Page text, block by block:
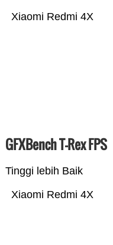
Xiaomi Redmi 4X
GFXBench T-Rex FPS
Tinggi lebih Baik
Xiaomi Redmi 4X